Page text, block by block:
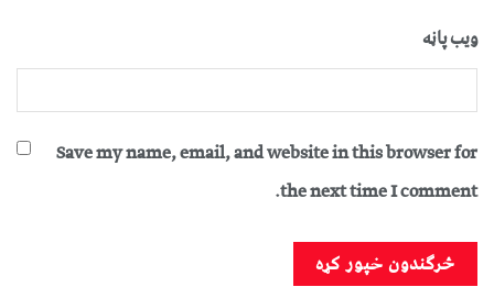
ویب پاڼه
Save my name, email, and website in this browser for
the next time I comment.